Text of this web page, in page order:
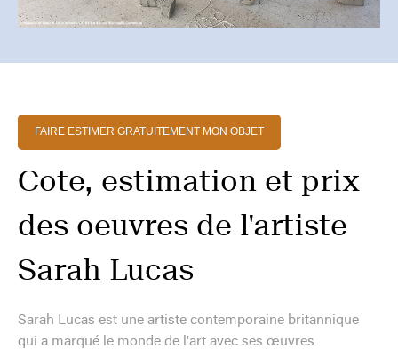
FAIRE ESTIMER GRATUITEMENT MON OBJET
Cote, estimation et prix
des oeuvres de l'artiste
Sarah Lucas
Sarah Lucas est une artiste contemporaine britannique
qui a marqué le monde de l'art avec ses œuvres